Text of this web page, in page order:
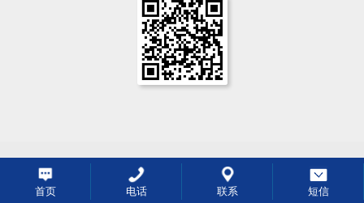
首页 电话 联系 短信